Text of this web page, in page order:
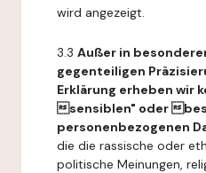
wird angezeigt.
3.3 Außer in
gegenteiligen
Erklärung erheben wir
sensiblen" oder
personenbezogenen
die die rassische oder
politische Meinungen,